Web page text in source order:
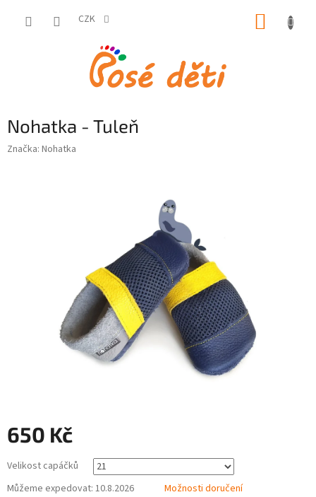
CZK
Nohatka - Tuleň
Značka: Nohatka
650 Kč
cena:
Velikost capáčků
Můžeme expedovat: 10.8.2026 Možnosti doručení